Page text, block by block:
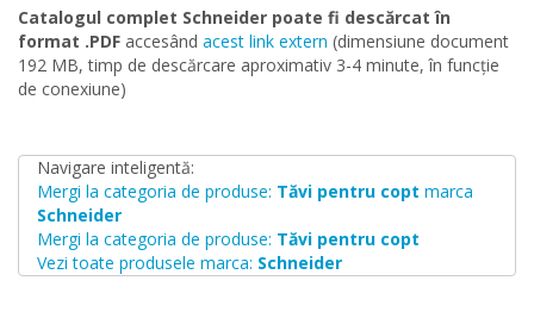
Catalogul complet Schneider poate fi descărcat în
format .PDF accesând acest link extern (dimensiune document
192 MB, timp de descărcare aproximativ 3-4 minute, în funcție
de conexiune)
Navigare inteligentă:
Mergi la categoria de produse: Tăvi pentru copt marca
Schneider
Mergi la categoria de produse: Tăvi pentru copt
Vezi toate produsele marca: Schneider